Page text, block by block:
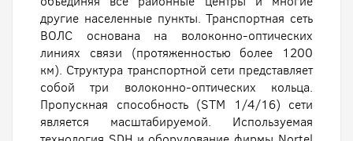
другие населенные пункты. Транспортная сеть
ВОЛС основана на волоконно-оптических
линиях связи (протяженностью более 1200
км). Структура транспортной сети представляет
собой три волоконно-оптических кольца.
Пропускная способность (STM 1/4/16) сети
является масштабируемой. Используемая